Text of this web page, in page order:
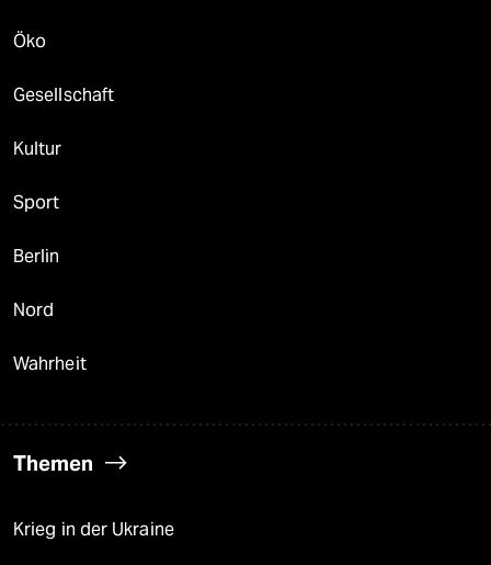
Öko
Gesellschaft
Kultur
Sport
Berlin
Nord
Wahrheit
Themen
Krieg in der Ukraine